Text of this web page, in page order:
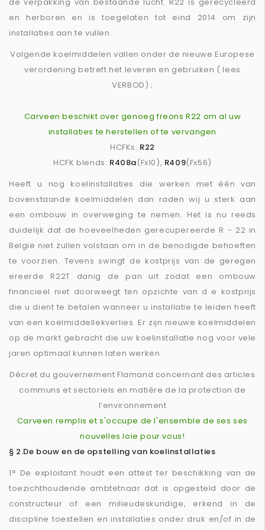
en herboren en is toegelaten tot eind 2014 om zijn
installaties aan te vullen.
Volgende koelmiddelen vallen onder de nieuwe Europese
verordening betreft het leveren en gebruiken ( lees
VERBOD) ;
Carveen beschikt over genoeg freons R22 om al uw
installaties te herstellen of te vervangen
HCFKs: R22
HCFK blends: R408a(Fx10), R409(Fx56)
Heeft u nog koelinstallaties die werken met één van
bovenstaande koelmiddelen dan raden wij u sterk aan
een ombouw in overweging te nemen. Het is nu reeds
duidelijk dat de hoeveelheden gerecupereerde R - 22 in
België niet zullen volstaan om in de benodigde behoeften
te voorzien. Tevens swingt de kostprijs van de geregen
ereerde R22T danig de pan uit zodat een ombouw
financieel niet doorweegt ten opzichte van d e kostprijs
die u dient te betalen wanneer u installatie te leiden heeft
van een koelmiddellekverlies. Er zijn nieuwe koelmiddelen
op de markt gebracht die uw koelinstallatie nog voor vele
jaren optimaal kunnen laten werken
Décret du gouvernement Flamand concernant des articles
communs et sectoriels en matière de la protection de
l’environnement
Carveen remplis et s'occupe de l'ensemble de ses ses
nouvelles loie pour vous!
§ 2.De bouw en de opstelling van koelinstallaties
1° De exploitant houdt een attest ter beschikking van de
toezichthoudende ambtetnaar dat is opgesteld door de
constructeur of een milieudeskundige, erkend in de
discipline toestellen en installaties onder druk en/of in de